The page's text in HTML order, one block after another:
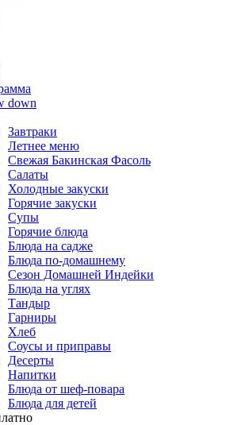
Завтраки
Летнее меню
Свежая Бакинская Фасоль
Салаты
Холодные закуски
Горячие закуски
Супы
Горячие блюда
Блюда на садже
Блюда по-домашнему
Сезон Домашней Индейки
Блюда на углях
Тандыр
Гарниры
Хлеб
Соусы и приправы
Десерты
Напитки
Блюда от шеф-повара
Блюда для детей